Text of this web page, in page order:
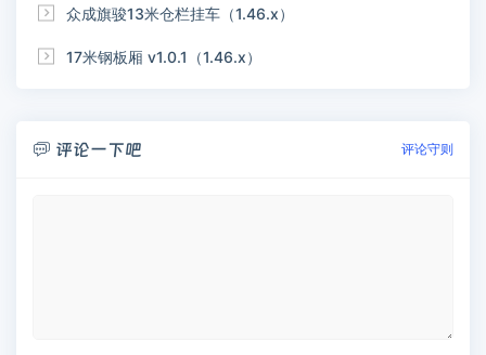
 众成旗骏13米仓栏挂车（1.46.x）
 17米钢板厢 v1.0.1（1.46.x）
 评论一下吧 评论守则